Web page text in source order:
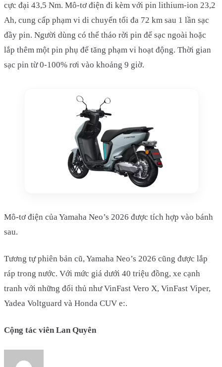
cực đại 43,5 Nm. Mô-tơ điện đi kèm với pin lithium-ion 23,2
Ah, cung cấp phạm vi di chuyển tối đa 72 km sau 1 lần sạc
đầy pin. Người dùng có thể tháo rời pin để sạc ngoài hoặc
lắp thêm một pin phụ để tăng phạm vi hoạt động. Thời gian
sạc pin từ 0-100% rơi vào khoảng 9 giờ.
Mô-tơ điện của Yamaha Neo’s 2026 được tích hợp vào bánh
sau.
Tương tự phiên bản cũ, Yamaha Neo’s 2026 cũng được lắp
ráp trong nước. Với mức giá dưới 40 triệu đồng, xe cạnh
tranh với những đối thủ như VinFast Vero X, VinFast Viper,
Yadea Voltguard và Honda CUV e:.
Cộng tác viên Lan Quyên